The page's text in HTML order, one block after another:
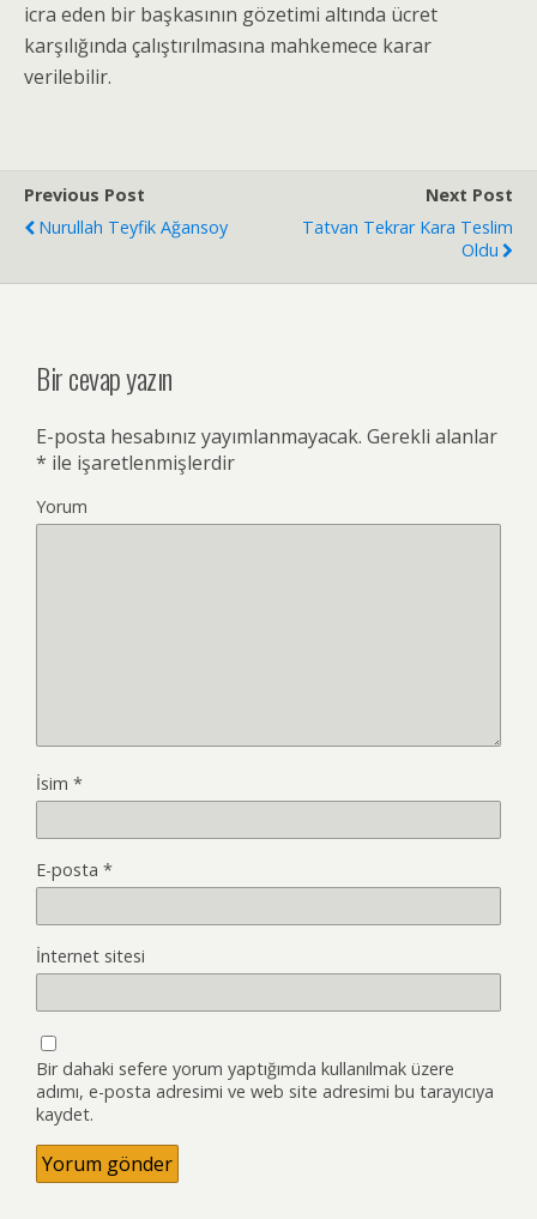
icra eden bir başkasının gözetimi altında ücret
karşılığında çalıştırılmasına mahkemece karar
verilebilir.
Previous Post
Nurullah Teyfik Ağansoy
Next Post
Tatvan Tekrar Kara Teslim
Oldu
Bir cevap yazın
E-posta hesabınız yayımlanmayacak. Gerekli alanlar
* ile işaretlenmişlerdir
Yorum
İsim *
E-posta *
İnternet sitesi
Bir dahaki sefere yorum yaptığımda kullanılmak üzere
adımı, e-posta adresimi ve web site adresimi bu tarayıcıya
kaydet.